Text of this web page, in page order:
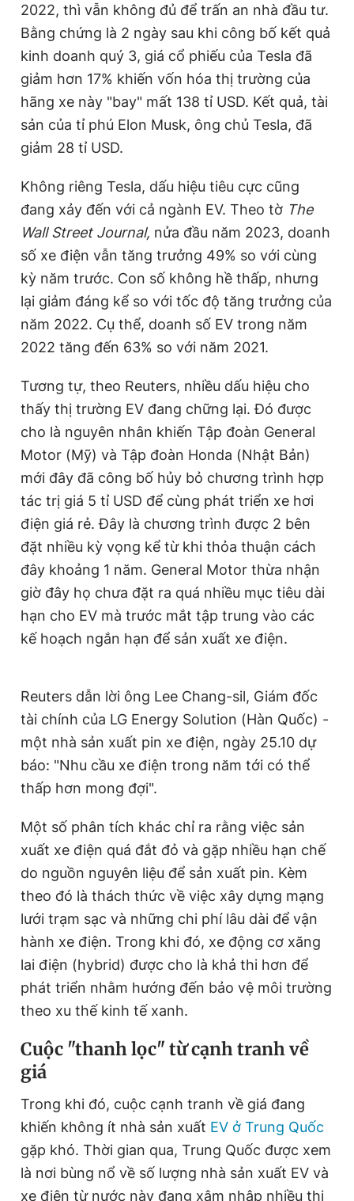
2022, thì vẫn không đủ để trấn an nhà đầu tư.
Bằng chứng là 2 ngày sau khi công bố kết quả
kinh doanh quý 3, giá cổ phiếu của Tesla đã
giảm hơn 17% khiến vốn hóa thị trường của
hãng xe này "bay" mất 138 tỉ USD. Kết quả, tài
sản của tỉ phú Elon Musk, ông chủ Tesla, đã
giảm 28 tỉ USD.
Không riêng Tesla, dấu hiệu tiêu cực cũng
đang xảy đến với cả ngành EV. Theo tờ The
Wall Street Journal, nửa đầu năm 2023, doanh
số xe điện vẫn tăng trưởng 49% so với cùng
kỳ năm trước. Con số không hề thấp, nhưng
lại giảm đáng kể so với tốc độ tăng trưởng của
năm 2022. Cụ thể, doanh số EV trong năm
2022 tăng đến 63% so với năm 2021.
Tương tự, theo Reuters, nhiều dấu hiệu cho
thấy thị trường EV đang chững lại. Đó được
cho là nguyên nhân khiến Tập đoàn General
Motor (Mỹ) và Tập đoàn Honda (Nhật Bản)
mới đây đã công bố hủy bỏ chương trình hợp
tác trị giá 5 tỉ USD để cùng phát triển xe hơi
điện giá rẻ. Đây là chương trình được 2 bên
đặt nhiều kỳ vọng kể từ khi thỏa thuận cách
đây khoảng 1 năm. General Motor thừa nhận
giờ đây họ chưa đặt ra quá nhiều mục tiêu dài
hạn cho EV mà trước mắt tập trung vào các
kế hoạch ngắn hạn để sản xuất xe điện.
Reuters dẫn lời ông Lee Chang-sil, Giám đốc
tài chính của LG Energy Solution (Hàn Quốc) -
một nhà sản xuất pin xe điện, ngày 25.10 dự
báo: "Nhu cầu xe điện trong năm tới có thể
thấp hơn mong đợi".
Một số phân tích khác chỉ ra rằng việc sản
xuất xe điện quá đắt đỏ và gặp nhiều hạn chế
do nguồn nguyên liệu để sản xuất pin. Kèm
theo đó là thách thức về việc xây dựng mạng
lưới trạm sạc và những chi phí lâu dài để vận
hành xe điện. Trong khi đó, xe động cơ xăng
lai điện (hybrid) được cho là khả thi hơn để
phát triển nhằm hướng đến bảo vệ môi trường
theo xu thế kinh tế xanh.
Cuộc "thanh lọc" từ cạnh tranh về
giá
Trong khi đó, cuộc cạnh tranh về giá đang
khiến không ít nhà sản xuất EV ở Trung Quốc
gặp khó. Thời gian qua, Trung Quốc được xem
là nơi bùng nổ về số lượng nhà sản xuất EV và
xe điện từ nước này đang xâm nhập nhiều thị